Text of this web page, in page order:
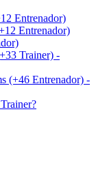
Entrenador)
Entrenador)
Trainer) -
(+46 Entrenador) -